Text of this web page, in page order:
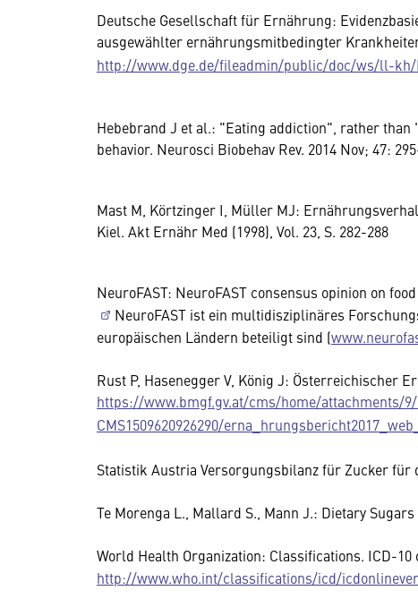
Deutsche Gesellschaft für Ernährung:
ausgewählter ernährungsmitbedingter
http://www.dge.de/fileadmin/public/doc/ws/ll-kh/
Hebebrand J et al.: "Eating addiction", rather
behavior. Neurosci Biobehav Rev. 2014 Nov; 47:
Mast M, Körtzinger I, Müller MJ:
Kiel. Akt Ernähr Med (1998), Vol. 23, S. 282-288
NeuroFAST: NeuroFAST consensus opinion on
NeuroFAST ist ein multidisziplinäres
europäischen Ländern beteiligt sind (
Rust P, Hasenegger V, König J: Österreichischer
https://www.bmgf.gv.at/cms/home/attachments/
CMS1509620926290/
Statistik Austria Versorgungsbilanz für Zucker für
Te Morenga L., Mallard S., Mann J.: Dietary
World Health Organization: Classifications. ICD-10
http://www.who.int/classifications/icd/